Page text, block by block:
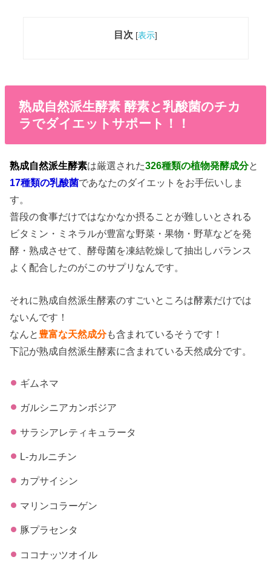
目次 [表示]
熟成自然派生酵素 酵素と乳酸菌のチカ
ラでダイエットサポート！！
熟成自然派生酵素は厳選された326種類の植物発酵成分と
17種類の乳酸菌であなたのダイエットをお手伝いしま
す。
普段の食事だけではなかなか摂ることが難しいとされる
ビタミン・ミネラルが豊富な野菜・果物・野草などを発
酵・熟成させて、酵母菌を凍結乾燥して抽出しバランス
よく配合したのがこのサプリなんです。
それに熟成自然派生酵素のすごいところは酵素だけでは
ないんです！
なんと 豊富な天然成分も含まれているそうです！
下記が熟成自然派生酵素に含まれている天然成分です。
ギムネマ
ガルシニアカンボジア
サラシアレティキュラータ
L-カルニチン
カプサイシン
マリンコラーゲン
豚プラセンタ
ココナッツオイル